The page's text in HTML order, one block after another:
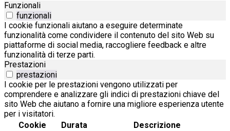
Funzionali
funzionali
I cookie funzionali aiutano a eseguire determinate
funzionalità come condividere il contenuto del sito Web su
piattaforme di social media, raccogliere feedback e altre
funzionalità di terze parti.
Prestazioni
prestazioni
I cookie per le prestazioni vengono utilizzati per
comprendere e analizzare gli indici di prestazioni chiave del
sito Web che aiutano a fornire una migliore esperienza utente
per i visitatori.
Cookie
Durata Descrizione